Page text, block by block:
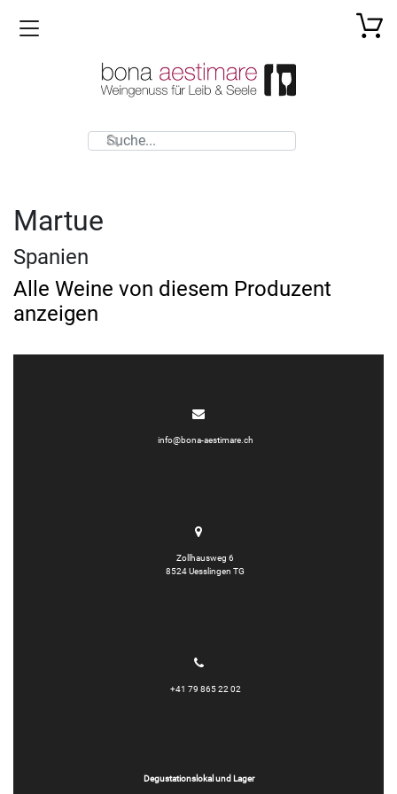
Toggle navigation
Martue
Spanien
Alle Weine von diesem Produzent
anzeigen
info@bona-aestimare.ch
Zollhausweg 6
8524 Uesslingen TG
+41 79 865 22 02
Degustationslokal und Lager